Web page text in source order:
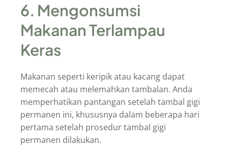
6. Mengonsumsi
Makanan Terlampau
Keras
Makanan seperti keripik atau kacang dapat
memecah atau melemahkan tambalan. Anda
memperhatikan pantangan setelah tambal gigi
permanen ini, khususnya dalam beberapa hari
pertama setelah prosedur tambal gigi
permanen dilakukan.